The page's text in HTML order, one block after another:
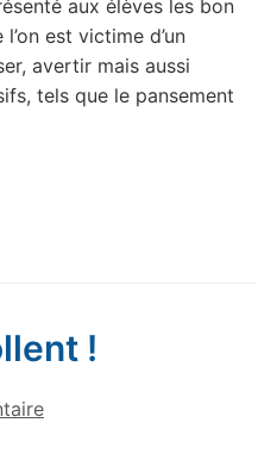
aux élèves les bon
est victime d’un
avertir mais aussi
tels que le pansement
!
sur